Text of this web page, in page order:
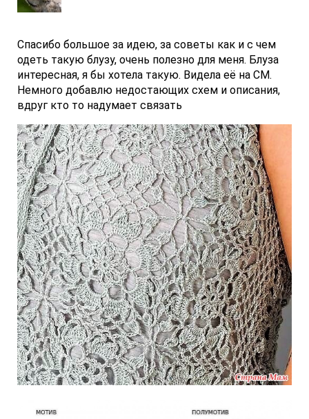
Спасибо большое за идею, за советы как и с чем
одеть такую блузу, очень полезно для меня. Блуза
интересная, я бы хотела такую. Видела её на СМ.
Немного добавлю недостающих схем и описания,
вдруг кто то надумает связать